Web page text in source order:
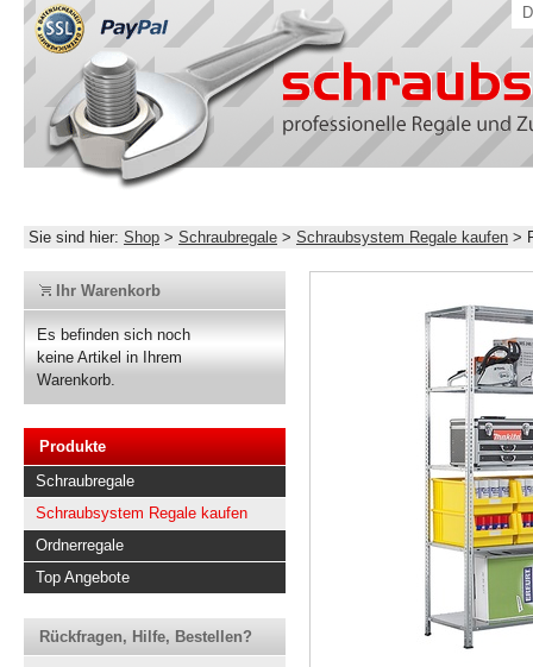
Sie sind hier: Shop > Schraubregale > Schraubsystem Regale kaufen >
Ihr Warenkorb
Es befinden sich noch
keine Artikel in Ihrem
Warenkorb.
Produkte
Schraubregale
Schraubsystem Regale kaufen
Ordnerregale
Top Angebote
Rückfragen, Hilfe, Bestellen?